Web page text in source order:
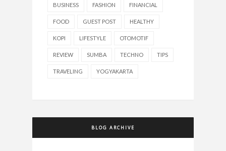
BUSINESS FASHION FINANCIAL
FOOD GUEST POST HEALTHY
KOPI LIFESTYLE OTOMOTIF
REVIEW SUMBA TECHNO TIPS
TRAVELING YOGYAKARTA
BLOG ARCHIVE